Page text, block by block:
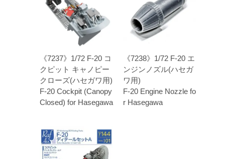
《7237》1/72 F-20 コ
クピット キャノピー
クローズ(ハセガワ用)
F-20 Cockpit (Canopy
Closed) for Hasegawa
《7238》1/72 F-20 エ
ンジンノズル(ハセガ
ワ用)
F-20 Engine Nozzle fo
r Hasegawa